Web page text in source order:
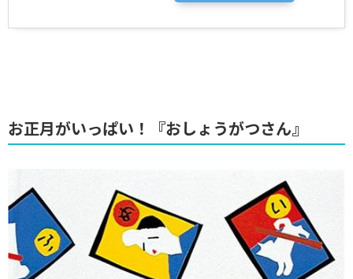
お正月がいっぱい！『おしょうがつさん』